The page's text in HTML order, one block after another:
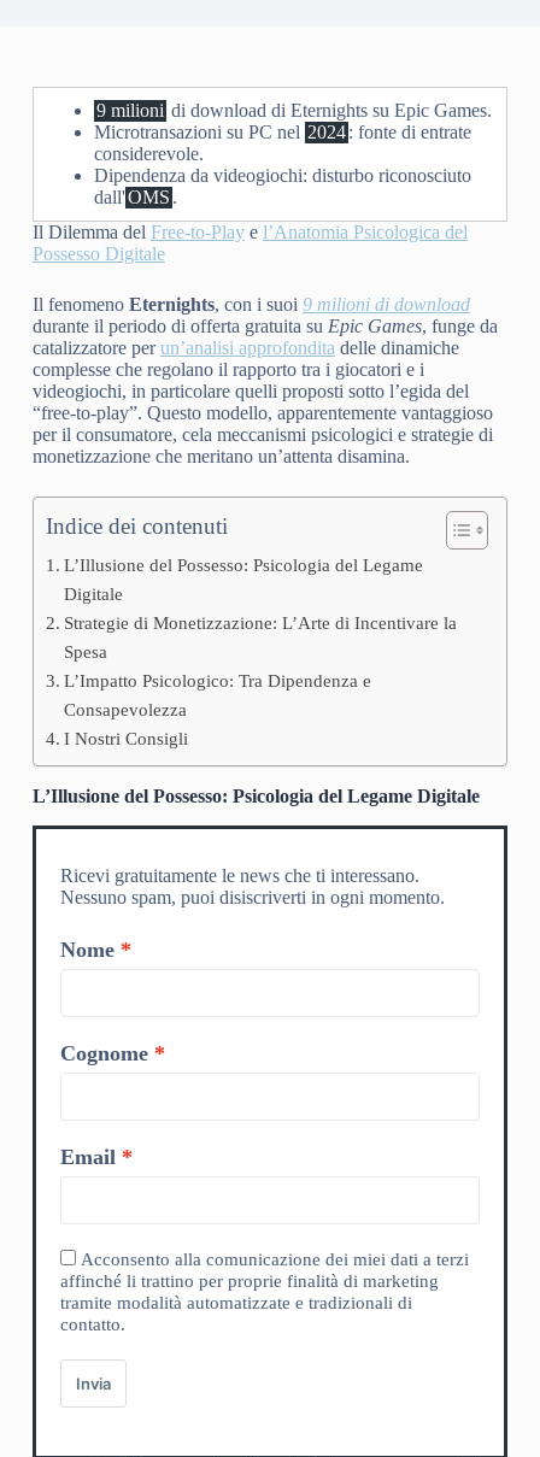
9 milioni di download di Eternights su Epic Games.
Microtransazioni su PC nel 2024: fonte di entrate
considerevole.
Dipendenza da videogiochi: disturbo riconosciuto
dall'OMS .
Il Dilemma del Free-to-Playe l’Anatomia Psicologica del
Possesso Digitale
Il fenomeno Eternights, con i suoi 9 milioni di download
durante il periodo di offerta gratuita su Epic Games, funge da
catalizzatore perun’analisi approfondita delle dinamiche
complesse che regolano il rapporto tra i giocatori e i
videogiochi, in particolare quelli proposti sotto l’egida del
“free-to-play”. Questo modello, apparentemente vantaggioso
per il consumatore, cela meccanismi psicologici e strategie di
monetizzazione che meritano un’attenta disamina.
Indice dei contenuti
L’Illusione del Possesso: Psicologia del Legame
Digitale
Strategie di Monetizzazione: L’Arte di Incentivare la
Spesa
L’Impatto Psicologico: Tra Dipendenza e
Consapevolezza
I Nostri Consigli
L’Illusione del Possesso: Psicologia del Legame Digitale
Ricevi gratuitamente le news che ti interessano.
Nessuno spam, puoi disiscriverti in ogni momento.
Nome
Cognome
Email
Acconsento alla comunicazione dei miei dati a terzi
affinché li trattino per proprie finalità di marketing
tramite modalità automatizzate e tradizionali di
contatto.
Invia